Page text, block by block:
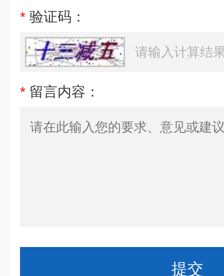
* 验证码：
* 留言内容：